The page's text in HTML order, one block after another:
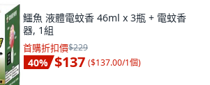
鱷魚 液體電蚊香 46ml x 3瓶 + 電蚊香
器, 1組
首購折扣價$229
40% $137 ($137.00/1個)